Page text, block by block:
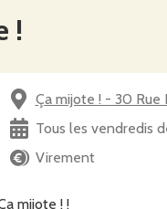
!
Ça mijote ! - 30 Rue
Tous les vendredis
Virement
mijote ! !